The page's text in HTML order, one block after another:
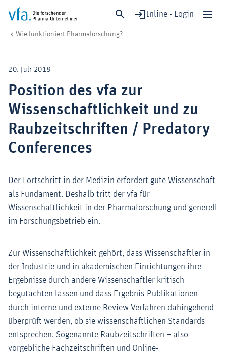
Inline - Login
Forschung & Entwicklung
Gesundheit & Versorgung
Wirtschaft & Standort
Digitalisierung & KI
Verband & Mitglieder
Wie funktioniert Pharmaforschung?
20. Juli 2018
Position des vfa zur
Wissenschaftlichkeit und zu
Raubzeitschriften / Predatory
Conferences
Der Fortschritt in der Medizin erfordert gute Wissenschaft
als Fundament. Deshalb tritt der vfa für
Wissenschaftlichkeit in der Pharmaforschung und generell
im Forschungsbetrieb ein.
Zur Wissenschaftlichkeit gehört, dass Wissenschaftler in
der Industrie und in akademischen Einrichtungen ihre
Ergebnisse durch andere Wissenschaftler kritisch
begutachten lassen und dass Ergebnis-Publikationen
durch interne und externe Review-Verfahren dahingehend
überprüft werden, ob sie wissenschaftlichen Standards
entsprechen. Sogenannte Raubzeitschriften – also
vorgebliche Fachzeitschriften und Online-